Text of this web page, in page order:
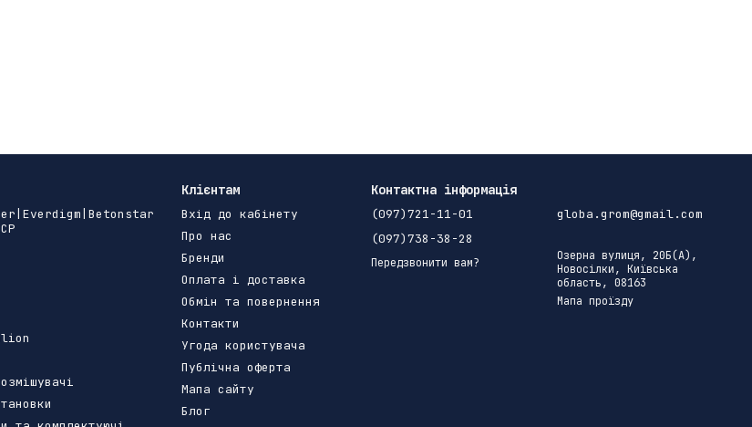
Клієнтам
Вхід до кабінету
Про нас
Бренди
Оплата і доставка
Обмін та повернення
Контакти
Угода користувача
Публічна оферта
Мапа сайту
Блог
Контактна інформація
(097)721-11-01
(097)738-38-28
Передзвонити вам?
globa.grom@gmail.com
Озерна вулиця, 20Б(А),
Новосілки, Київська
область, 08163
Мапа проїзду